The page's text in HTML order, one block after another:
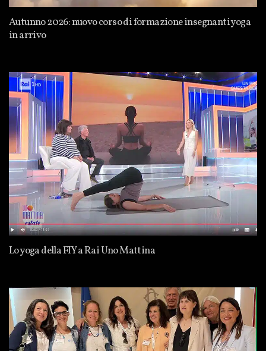
Autunno 2026: nuovo corso di formazione insegnanti yoga
in arrivo
Lo yoga della FIY a Rai Uno Mattina